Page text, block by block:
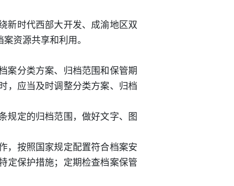
新时代西部大开发、成渝地区双
资源共享和利用。
案分类方案、归档范围和保管期
，应当及时调整分类方案、归档
规定的归档范围，做好文字、图
，按照国家规定配置符合档案安
定保护措施；定期检查档案保管